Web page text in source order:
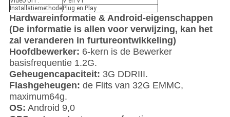
Installatiemethode Plug en Play
Hardwareinformatie & Android-eigenschappen
(De informatie is allen voor verwijzing, kan het
zal veranderen in furtureontwikkeling)
Hoofdbewerker: 6-kern is de Bewerker
basisfrequentie 1.2G.
Geheugencapaciteit: 3G DDRIII.
Flashgeheugen: de Flits van 32G EMMC,
maximum64g.
OS: Android 9,0